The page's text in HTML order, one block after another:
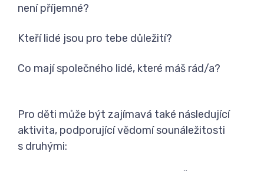
není příjemné?
Kteří lidé jsou pro tebe důležití?
Co mají společného lidé, které máš rád/a?
Pro děti může být zajímavá také následující
aktivita, podporující vědomí sounáležitosti
s druhými: